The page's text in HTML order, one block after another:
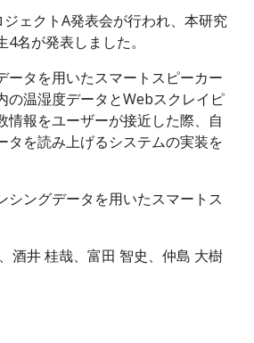
ェクトA発表会が行われ、本研究
4名が発表しました。
ータを用いたスマートスピーカー
の温湿度データとWebスクレイピ
情報をユーザーが接近した際、自
タを読み上げるシステムの実装を
シングデータを用いたスマートス
酒井 桂哉、富田 智史、仲島 大樹